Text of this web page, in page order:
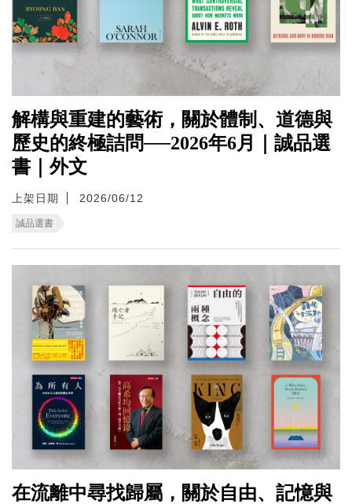
解構與重建的藝術，關於體制、道德與
歷史的終極詰問──2026年6月｜誠品選
書｜外文
上架日期 2026/06/12
誠品選書
在流離中尋找歸屬，關於自由、記憶與